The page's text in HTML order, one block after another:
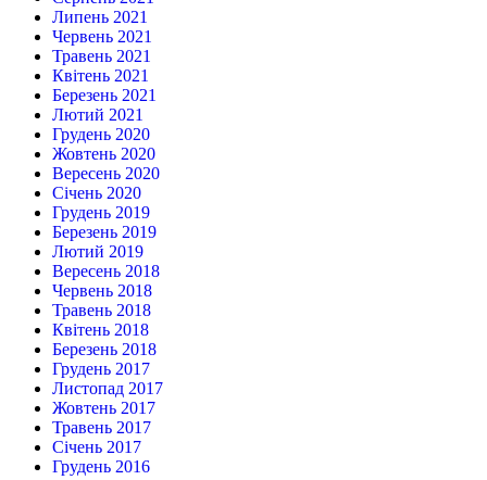
Липень 2021
Червень 2021
Травень 2021
Квітень 2021
Березень 2021
Лютий 2021
Грудень 2020
Жовтень 2020
Вересень 2020
Січень 2020
Грудень 2019
Березень 2019
Лютий 2019
Вересень 2018
Червень 2018
Травень 2018
Квітень 2018
Березень 2018
Грудень 2017
Листопад 2017
Жовтень 2017
Травень 2017
Січень 2017
Грудень 2016